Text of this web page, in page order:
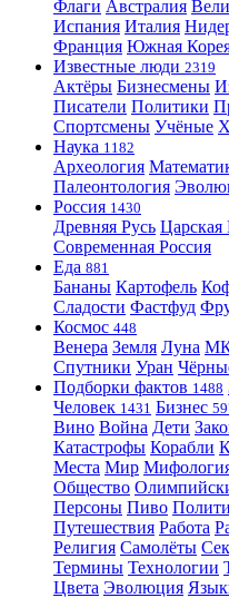
Флаги Австралия
Испания Италия
Франция Южная
Известные люди 2319
Актёры Бизнесмены
Писатели Политики
Спортсмены Учёные
Наука 1182
Археология
Палеонтология
Россия 1430
Древняя Русь Царская
Современная Россия
Еда 881
Бананы Картофель
Сладости Фастфуд
Космос 448
Венера Земля Луна
Спутники Уран
Подборки фактов 1488
Человек 1431 Бизнес
Вино Война Дети
Катастрофы Корабли
Места Мир
Общество
Персоны Пиво
Путешествия Работа
Религия Самолёты
Термины Технологии
Цвета Эволюция